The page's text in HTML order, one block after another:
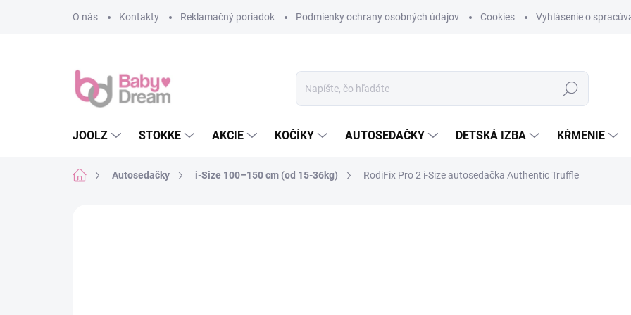
O nás
Kontakty Reklamačný poriadok Podmienky ochrany osobných údajov Cookies Vyhlásenie o
Hľadať
JOOLZ STOKKE AKCIE KOČÍKY AUTOSEDAČKY DETSKÁ IZBA KŔMENIE
DomovAutosedačky i-Size 100–150 cm (od 15-36kg) RodiFix Pro 2 i-Size autosedačka Authentic Truffle